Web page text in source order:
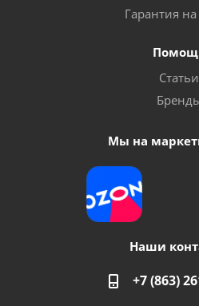
Гарантия
Статьи
Мы на
Наши
+7 (863)